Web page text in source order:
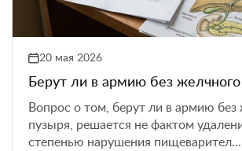
20 мая 2026
Берут ли в армию без
Вопрос о том, берут ли в армию без
пузыря, решается не фактом
степенью нарушения пищеварител...